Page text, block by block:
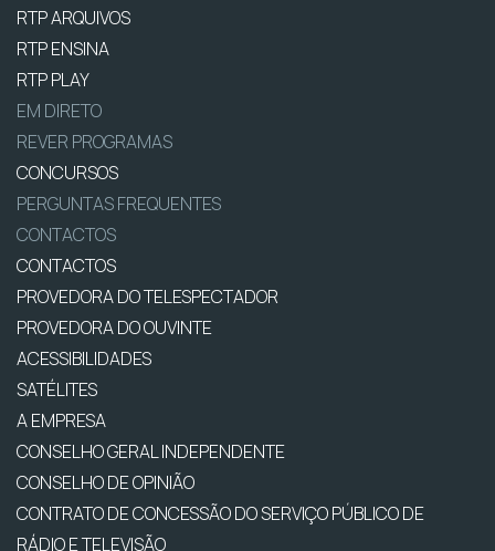
RTP ARQUIVOS
RTP ENSINA
RTP PLAY
EM DIRETO
REVER PROGRAMAS
CONCURSOS
PERGUNTAS FREQUENTES
CONTACTOS
CONTACTOS
PROVEDORA DO TELESPECTADOR
PROVEDORA DO OUVINTE
ACESSIBILIDADES
SATÉLITES
A EMPRESA
CONSELHO GERAL INDEPENDENTE
CONSELHO DE OPINIÃO
CONTRATO DE CONCESSÃO DO SERVIÇO PÚBLICO DE
RÁDIO E TELEVISÃO